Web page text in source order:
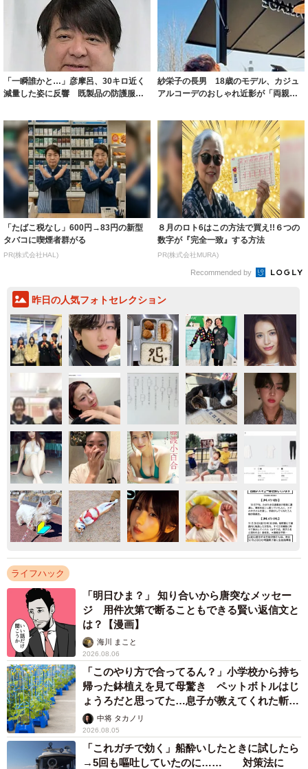
「一瞬誰かと…」彦摩呂、30キロ近く
減量した姿に反響 既製品の防護服が
紗栄子の長男 18歳のモデル、カジュ
アルコーデのおしゃれ近影が「両親の
「たばこ税なし」600円→83円の新型
タバコに喫煙者群がる
PR(株式会社HAL)
８月のロト6はこの方法で買え!!６つの
数字が『完全一致』する方法
PR(株式会社MURA)
Recommended by
昨日の人気フォトセレクション
ライフハック
「明日ひま？」 知り合いから唐突なメッセー
ジ 用件次第で断ることもできる賢い返信文と
は？【漫画】
海川 まこと
2026.08.06
「このやり方で合ってるん？」小学校から持ち
帰った鉢植えを見て母驚き ペットボトルはじ
ょうろだと思ってた…息子が教えてくれた斬新
な水やりとは
中将 タカノリ
2026.08.05
「これガチで効く」船酔いしたときに試したら
→5回も嘔吐していたのに…… 対策法に